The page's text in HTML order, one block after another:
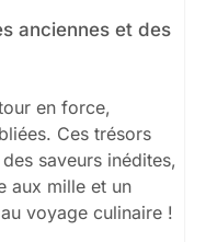
anciennes et des
en force,
Ces trésors
saveurs inédites,
aux mille et un
voyage culinaire !